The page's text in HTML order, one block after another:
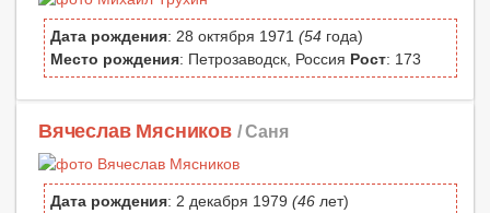
Дата рождения: 28 октября 1971 (54 года)
Место рождения: Петрозаводск, Россия Рост: 173
Вячеслав Мясников / Саня
Дата рождения: 2 декабря 1979 (46 лет)